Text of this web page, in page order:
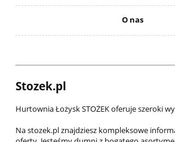
O nas
Stozek.pl
Hurtownia Łożysk STOŻEK oferuje szeroki
Na stozek.pl znajdziesz kompleksowe